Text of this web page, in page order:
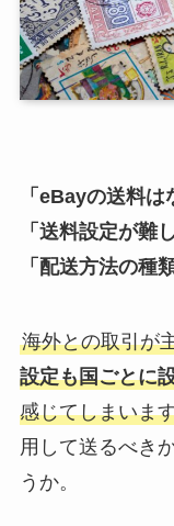
「eBayの送料は
「送料設定が難
「配送方法の種
海外との取引が
設定も国ごとに
感じてしまいま
用して送るべき
うか。